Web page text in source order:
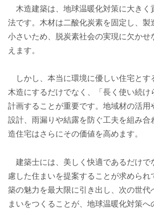
木造建築は、地球温暖化対策に大きく
法です。木材は二酸化炭素を固定し、製
小さいため、脱炭素社会の実現に欠かせ
えます。
しかし、本当に環境に優しい住宅とす
木造にするだけでなく、「長く使い続け
計画することが重要です。地域材の活用
設計、雨漏りや結露を防ぐ工夫を組み合
造住宅はさらにその価値を高めます。
建築士には、美しく快適であるだけで
慮した住まいを提案することが求められ
築の魅力を最大限に引き出し、次の世代
まいをつくることが、地球温暖化対策へ